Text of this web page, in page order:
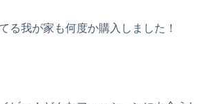
る我が家も何度か購入しました！